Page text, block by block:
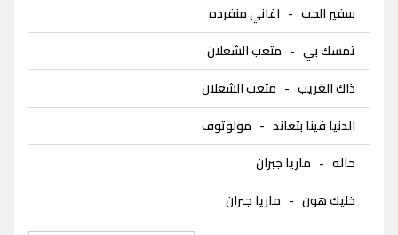
سفير الحب - اغاني منفرده
تمسك بي - متعب الشعلان
ذاك الغريب - متعب الشعلان
الدنيا فينا بتعاند - مولوتوف
حاله - ماريا جبران
خليك هون - ماريا جبران